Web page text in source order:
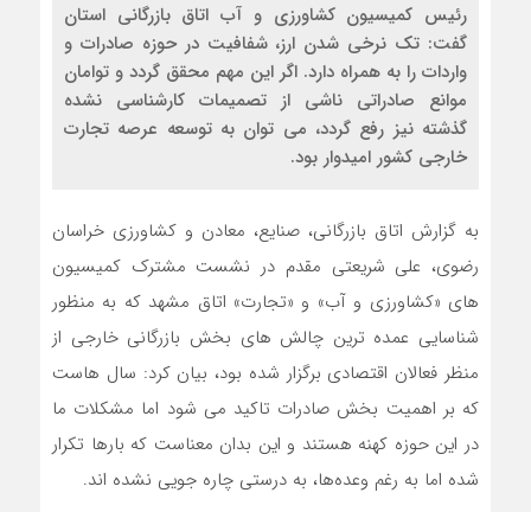
رئیس کمیسیون کشاورزی و آب اتاق بازرگانی استان
گفت: تک نرخی شدن ارز، شفافیت در حوزه صادرات و
واردات را به همراه دارد. اگر این مهم محقق گردد و توامان
موانع صادراتی ناشی از تصمیمات کارشناسی نشده
گذشته نیز رفع گردد، می توان به توسعه عرصه تجارت
خارجی کشور امیدوار بود.
به گزارش اتاق بازرگانی، صنایع، معادن و کشاورزی خراسان
رضوی، علی شریعتی مقدم در نشست مشترک کمیسیون
های «کشاورزی و آب» و «تجارت» اتاق مشهد که به منظور
شناسایی عمده ترین چالش های بخش بازرگانی خارجی از
منظر فعالان اقتصادی برگزار شده بود، بیان کرد: سال هاست
که بر اهمیت بخش صادرات تاکید می شود اما مشکلات ما
در این حوزه کهنه هستند و این بدان معناست که بارها تکرار
شده اما به رغم وعده‌ها، به درستی چاره جویی نشده اند.